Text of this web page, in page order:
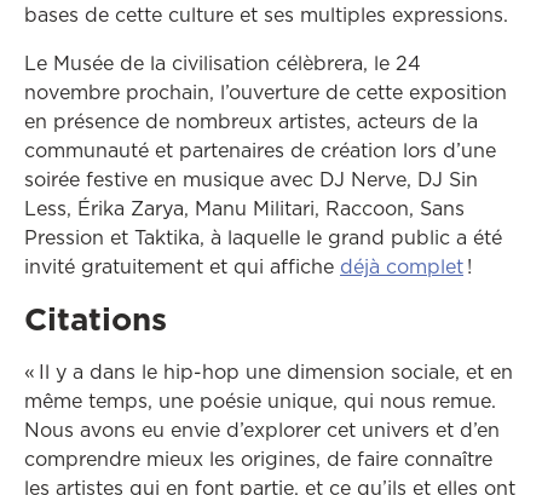
bases de cette culture et ses multiples expressions.
Le Musée de la civilisation célèbrera, le 24
novembre prochain, l’ouverture de cette exposition
en présence de nombreux artistes, acteurs de la
communauté et partenaires de création lors d’une
soirée festive en musique avec DJ Nerve, DJ Sin
Less, Érika Zarya, Manu Militari, Raccoon, Sans
Pression et Taktika, à laquelle le grand public a été
invité gratuitement et qui affiche déjà complet!
Citations
« Il y a dans le hip-hop une dimension sociale, et en
même temps, une poésie unique, qui nous remue.
Nous avons eu envie d’explorer cet univers et d’en
comprendre mieux les origines, de faire connaître
les artistes qui en font partie, et ce qu’ils et elles ont